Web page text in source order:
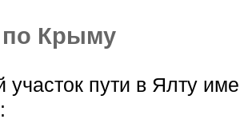
по Крыму
участок пути в Ялту